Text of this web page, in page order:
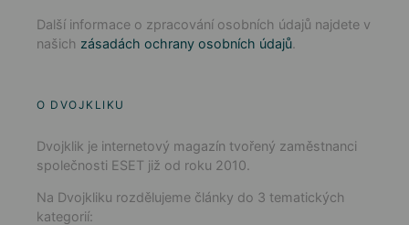
Další informace o zpracování osobních údajů najdete v
našich zásadách ochrany osobních údajů.
O DVOJKLIKU
Dvojklik je internetový magazín tvořený zaměstnanci
společnosti ESET již od roku 2010.
Na Dvojkliku rozdělujeme články do 3 tematických
kategorií: